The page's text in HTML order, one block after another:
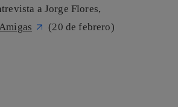
a Jorge Flores,
(20 de febrero)